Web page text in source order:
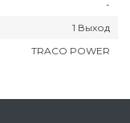
-
1 Выход
TRACO POWER
Салехард
Самара
Саранск